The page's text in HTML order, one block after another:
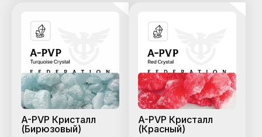
A-PVP Кристалл
(Бирюзовый)
A-PVP Кристалл
(Красный)